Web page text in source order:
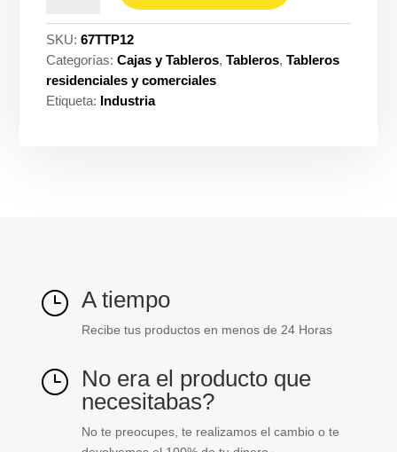
trifasico-
enchufableCU/al
100A
127V
SKU:67TTP12
Categorías:Cajas y Tableros,Tableros,Tableros
residenciales y comerciales
Etiqueta: Industria
} A tiempo
Recibe tus productos en menos de 24 Horas
} No era el producto que
necesitabas?
No te preocupes, te realizamos el cambio o te